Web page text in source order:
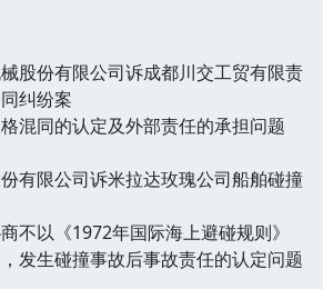
股份有限公司诉成都川交工贸有限责
纠纷案
混同的认定及外部责任的承担问题
有限公司诉米拉达玫瑰公司船舶碰撞
以《1972年国际海上避碰规则》
发生碰撞事故后事故责任的认定问题